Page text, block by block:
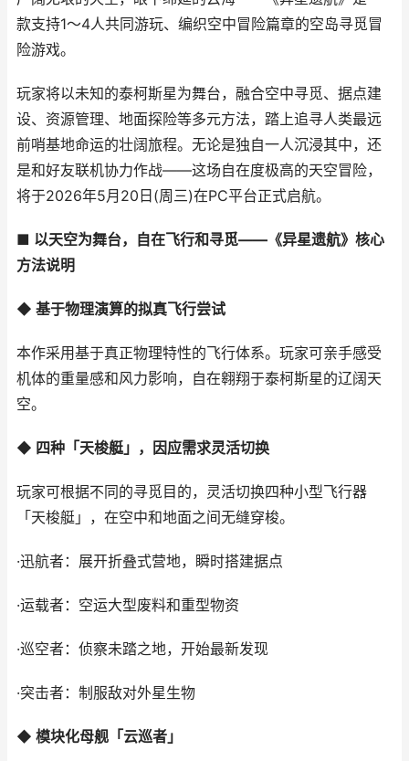
款支持1～4人共同游玩、编织空中冒险篇章的空岛寻觅冒
险游戏。
玩家将以未知的泰柯斯星为舞台，融合空中寻觅、据点建
设、资源管理、地面探险等多元方法，踏上追寻人类最远
前哨基地命运的壮阔旅程。无论是独自一人沉浸其中，还
是和好友联机协力作战——这场自在度极高的天空冒险，
将于2026年5月20日(周三)在PC平台正式启航。
■ 以天空为舞台，自在飞行和寻觅——《异星遗航》核心
方法说明
◆ 基于物理演算的拟真飞行尝试
本作采用基于真正物理特性的飞行体系。玩家可亲手感受
机体的重量感和风力影响，自在翱翔于泰柯斯星的辽阔天
空。
◆ 四种「天梭艇」，因应需求灵活切换
玩家可根据不同的寻觅目的，灵活切换四种小型飞行器
「天梭艇」，在空中和地面之间无缝穿梭。
·迅航者：展开折叠式营地，瞬时搭建据点
·运载者：空运大型废料和重型物资
·巡空者：侦察未踏之地，开始最新发现
·突击者：制服敌对外星生物
◆ 模块化母舰「云巡者」